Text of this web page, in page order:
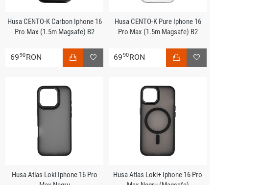
Husa CENTO-K Carbon Iphone 16
Pro Max (1.5m Magsafe) B2
6990RON
Husa CENTO-K Pure Iphone 16
Pro Max (1.5m Magsafe) B2
6990RON
Husa Atlas Loki Iphone 16 Pro
Husa Atlas Loki+ Iphone 16 Pro